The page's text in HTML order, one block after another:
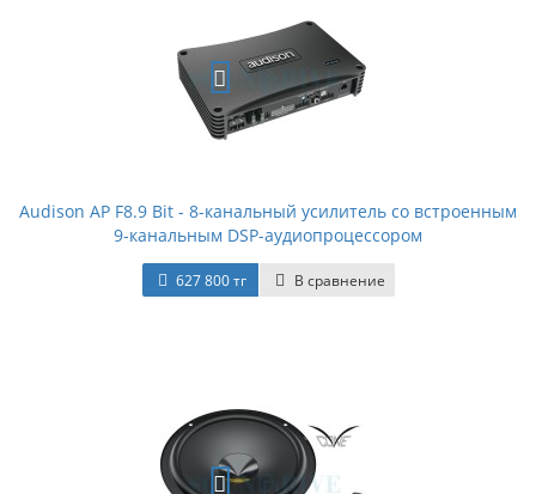
Audison AP F8.9 Bit - 8-канальный усилитель со встроенным
9-канальным DSP-аудиопроцессором
627 800 тг В сравнение